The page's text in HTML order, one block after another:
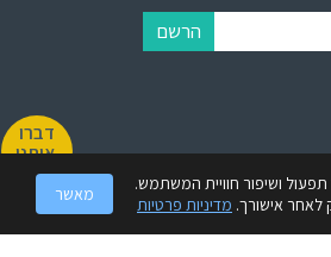
דברו
איתנו
הרשם
BrandWiz (ברנדוויז) הינה חברת מיתוג עסקי מובילה הקיימת מעל 30 שנה. אנו
מספקים ללקוחותינו מענה קריאטיבי ואיכותי תוך הסתכלות מקיפה 360° על
ושיפור חוויית המשתמש.
לאחר אישורך. מדיניות פרטיות מאשר